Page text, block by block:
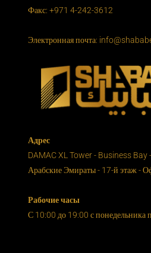
Факс: +971 4-242-3612
Электронная почта:
Адрес
DAMAC XL Tower - Business Bay
Арабские Эмираты - 17-й этаж -
Рабочие часы
С 10:00 до 19:00 с понедельника